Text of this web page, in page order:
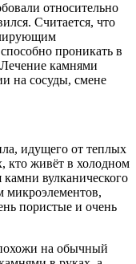
относительно
Считается, что
проникать в
камнями
на сосуды, смене
идущего от теплых
кто живёт в холодном
вулканического
микроэлементов,
пористые и очень
на обычный